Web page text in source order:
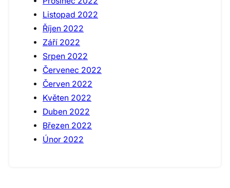
Listopad 2022
Říjen 2022
Září 2022
Srpen 2022
Červenec 2022
Červen 2022
Květen 2022
Duben 2022
Březen 2022
Únor 2022